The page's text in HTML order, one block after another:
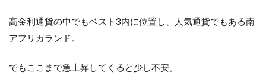
高金利通貨の中でもベスト3内に位置し、人気通貨でもある南
アフリカランド。
でもここまで急上昇してくると少し不安。